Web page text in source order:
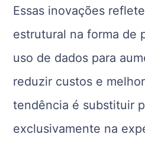
Essas inovações
estrutural na forma de
uso de dados para
reduzir custos e
tendência é substituir
exclusivamente na